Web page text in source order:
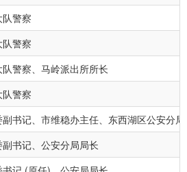
警察
警察
队警察、马岭派出所所长
警察
书记、市维稳办主任、东西湖区公安分
书记、公安分局局长